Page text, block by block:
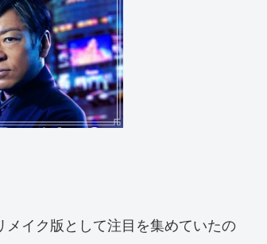
メイク版として注目を集めていたの